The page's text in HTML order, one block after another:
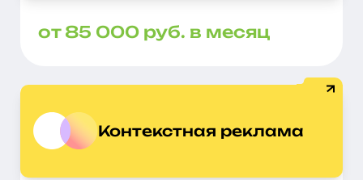
от 85 000 руб. в месяц
Контекстная реклама